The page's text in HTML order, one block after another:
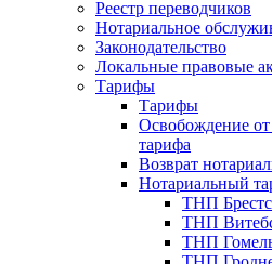
Реестр переводчиков
Нотариальное
Законодательство
Локальные правовые
Тарифы
Тарифы
Освобождение
тарифа
Возврат
Нотариальный
ТНП
ТНП
ТНП